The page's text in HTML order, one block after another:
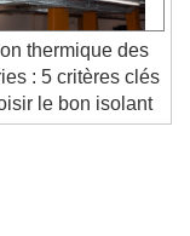
thermique des
: 5 critères clés
le bon isolant